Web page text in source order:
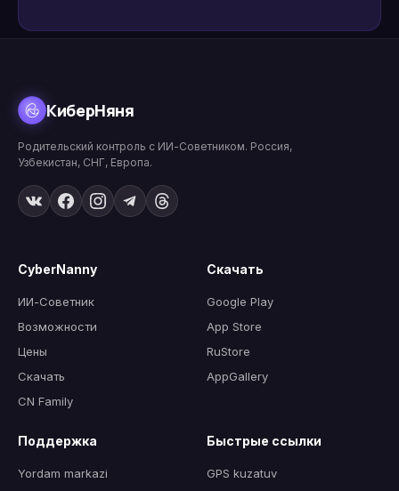
КиберНяня
Родительский контроль с ИИ-Советником. Россия,
Узбекистан, СНГ, Европа.
CyberNanny
ИИ-Советник
Возможности
Цены
Скачать
CN Family
Скачать
Google Play
App Store
RuStore
AppGallery
Поддержка
Yordam markazi
Быстрые ссылки
GPS kuzatuv